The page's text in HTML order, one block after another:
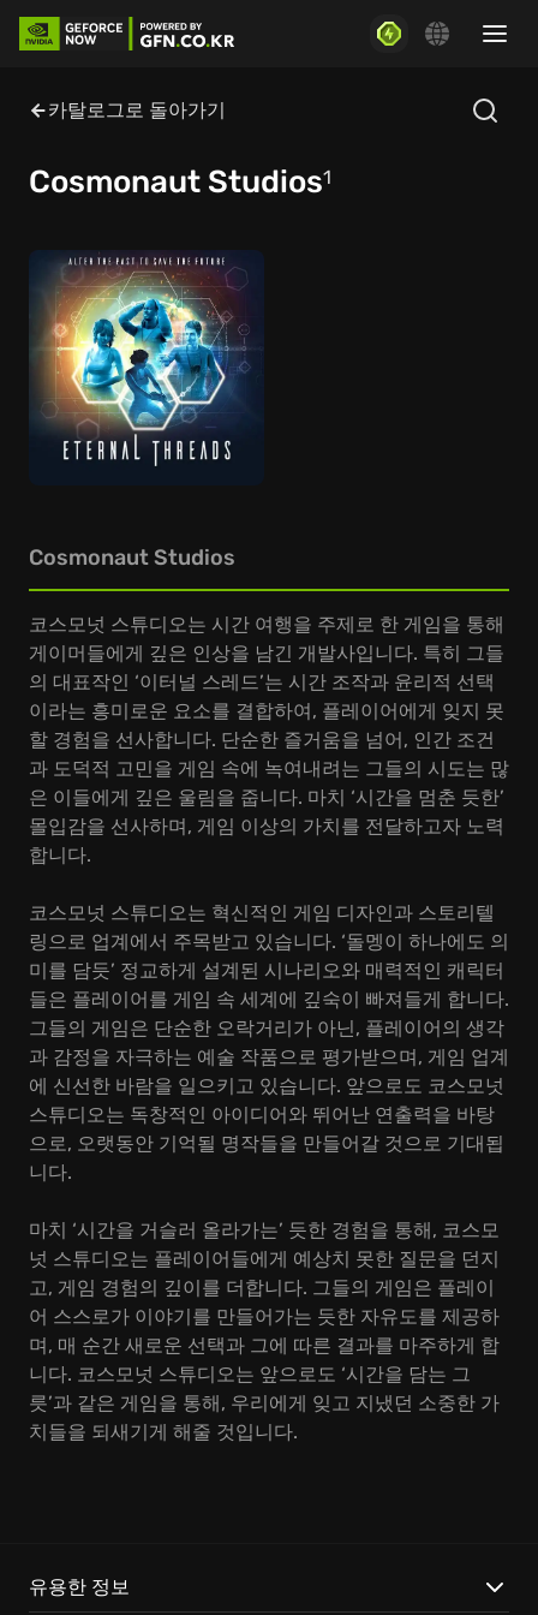
카탈로그로 돌아가기
Cosmonaut Studios1
Cosmonaut Studios
코스모넛 스튜디오는 시간 여행을 주제로 한 게임을 통해
게이머들에게 깊은 인상을 남긴 개발사입니다. 특히 그들
의 대표작인 ‘이터널 스레드’는 시간 조작과 윤리적 선택
이라는 흥미로운 요소를 결합하여, 플레이어에게 잊지 못
할 경험을 선사합니다. 단순한 즐거움을 넘어, 인간 조건
과 도덕적 고민을 게임 속에 녹여내려는 그들의 시도는 많
은 이들에게 깊은 울림을 줍니다. 마치 ‘시간을 멈춘 듯한’
몰입감을 선사하며, 게임 이상의 가치를 전달하고자 노력
합니다.
코스모넛 스튜디오는 혁신적인 게임 디자인과 스토리텔
링으로 업계에서 주목받고 있습니다. ‘돌멩이 하나에도 의
미를 담듯’ 정교하게 설계된 시나리오와 매력적인 캐릭터
들은 플레이어를 게임 속 세계에 깊숙이 빠져들게 합니다.
그들의 게임은 단순한 오락거리가 아닌, 플레이어의 생각
과 감정을 자극하는 예술 작품으로 평가받으며, 게임 업계
에 신선한 바람을 일으키고 있습니다. 앞으로도 코스모넛
스튜디오는 독창적인 아이디어와 뛰어난 연출력을 바탕
으로, 오랫동안 기억될 명작들을 만들어갈 것으로 기대됩
니다.
마치 ‘시간을 거슬러 올라가는’ 듯한 경험을 통해, 코스모
넛 스튜디오는 플레이어들에게 예상치 못한 질문을 던지
고, 게임 경험의 깊이를 더합니다. 그들의 게임은 플레이
어 스스로가 이야기를 만들어가는 듯한 자유도를 제공하
며, 매 순간 새로운 선택과 그에 따른 결과를 마주하게 합
니다. 코스모넛 스튜디오는 앞으로도 ‘시간을 담는 그
릇’과 같은 게임을 통해, 우리에게 잊고 지냈던 소중한 가
치들을 되새기게 해줄 것입니다.
유용한 정보